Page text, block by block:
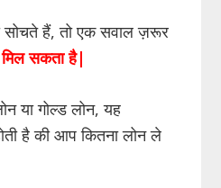
हैं, तो एक सवाल ज़रूर
मिल सकता है|
या गोल्ड लोन, यह
है की आप कितना लोन ले